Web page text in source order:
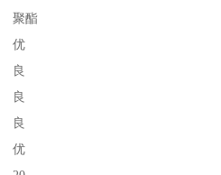
聚酯
优
良
良
良
优